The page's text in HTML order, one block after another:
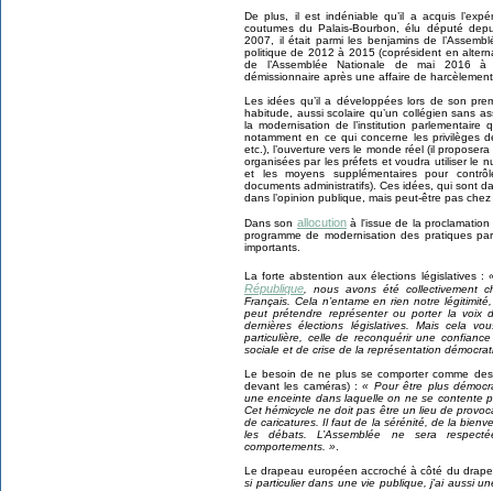
De plus, il est indéniable qu’il a acquis
coutumes du Palais-Bourbon, élu député
2007, il était parmi les benjamins de
politique de 2012 à 2015 (coprésident en
de l’Assemblée Nationale de mai 2016
démissionnaire après une affaire de
Les idées qu’il a développées lors de son
habitude, aussi scolaire qu’un collégien sans
la modernisation de l’institution
notamment en ce qui concerne les privilèges
etc.), l’ouverture vers le monde réel (il
organisées par les préfets et voudra utiliser le
et les moyens supplémentaires pour
documents administratifs). Ces idées, qui sont
dans l’opinion publique, mais peut-être pas
Dans son allocutionà l'issue de la
programme de modernisation des pratiques
importants.
La forte abstention aux élections législatives :
République , nous avons été collectivement
Français. Cela n’entame en rien notre
peut prétendre représenter ou porter la voix
dernières élections législatives. Mais cela
particulière, celle de reconquérir une
sociale et de crise de la représentation
Le besoin de ne plus se comporter comme
devant les caméras) :« Pour être plus
une enceinte dans laquelle on ne se contente
Cet hémicycle ne doit pas être un lieu de
de caricatures. Il faut de la sérénité, de la
les débats. L’Assemblée ne sera
comportements. »
Le drapeau européen accroché à côté du
si particulier dans une vie publique, j’ai aussi